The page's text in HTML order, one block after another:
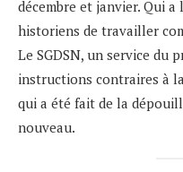
décembre et janvier. Qui a
historiens de travailler
Le SGDSN, un service du
instructions contraires à
qui a été fait de la
nouveau.